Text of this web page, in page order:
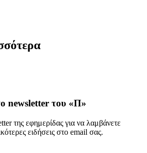
newsletter του «Π»
της εφημερίδας για να λαμβάνετε
ειδήσεις στο email σας.